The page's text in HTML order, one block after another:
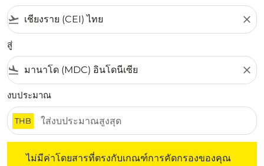
flight_takeoff close
สู่
flight_land close
งบประมาณ
THB
ไม่มีค่าโดยสารที่ตรงกับเกณฑ์การคัดกรองของคุณ